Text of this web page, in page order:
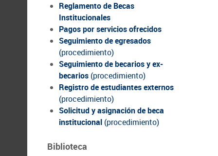
Reglamento de Becas
Institucionales
Pagos por servicios ofrecidos
Seguimiento de egresados
(procedimiento)
Seguimiento de becarios y ex-
becarios (procedimiento)
Registro de estudiantes externos
(procedimiento)
Solicitud y asignación de beca
institucional (procedimiento)
Biblioteca